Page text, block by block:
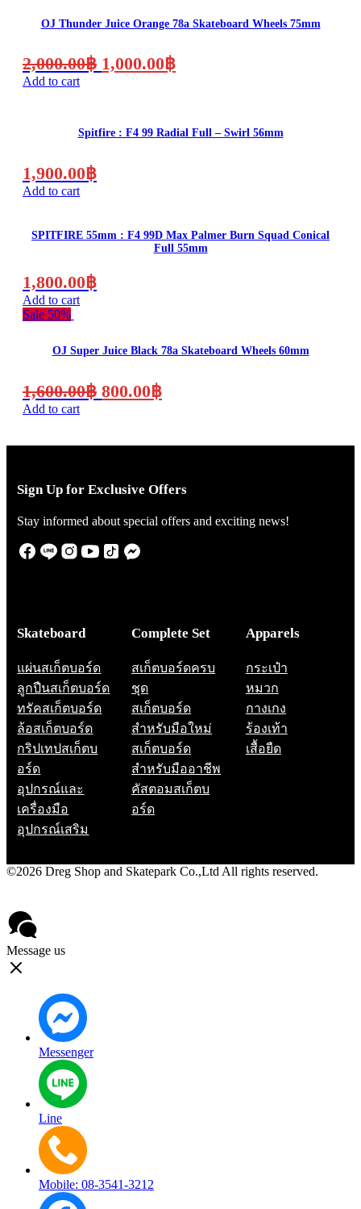
OJ Thunder Juice Orange 78a Skateboard Wheels 75mm
2,000.00฿ Original
2,000.00฿.
1,000.00฿Current
1,000.00฿.
Add to cart
Spitfire : F4 99 Radial Full – Swirl 56mm
1,900.00฿
Add to cart
SPITFIRE 55mm : F4 99D Max Palmer Burn Squad Conical
Full 55mm
1,800.00฿
Add to cart
Sale 50%
OJ Super Juice Black 78a Skateboard Wheels 60mm
1,600.00฿ Original
800.00฿Current
Add to cart
Sign Up for Exclusive Offers
Stay informed about special offers and exciting news!
Skateboard
แผ่นสเก็ตบอร์ด
ลูกปืนสเก็ตบอร์ด
ทรัคสเก็ตบอร์ด
ล้อสเก็ตบอร์ด
กริปเทปสเก็ตบ
อร์ด
อุปกรณ์และ
เครื่องมือ
อุปกรณ์เสริม
Complete Set
สเก็ตบอร์ดครบ
ชุด
สเก็ตบอร์ด
สำหรับมือใหม่
สเก็ตบอร์ด
สำหรับมืออาชีพ
คัสตอมสเก็ตบ
อร์ด
Apparels
กระเป๋า
หมวก
กางเกง
ร้องเท้า
เสื้อยืด
©2026 Dreg Shop and Skatepark Co.,Ltd All rights reserved.
Message us
Messenger
Line
Mobile: 08-3541-3212